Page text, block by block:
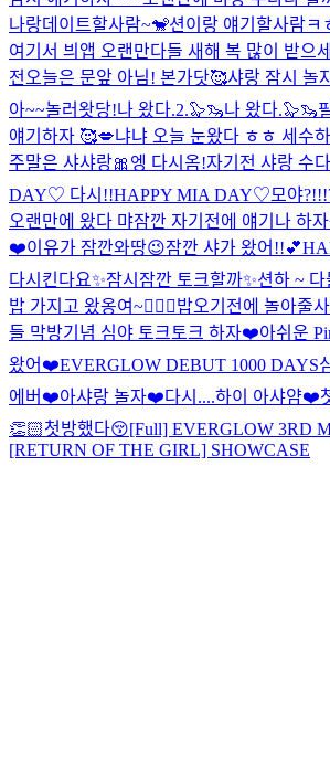
나랑데이트할사람~🐒션이랑 얘기할사람ㅋ
여기서 븨앱 오랜만다들 새해 복 많이 받으
전 오늘은 문앞 아님! 본가닷🥰샤랑 잠시 놀
아~~놀러왓당!나 왔다.2.🦭🦦나 왔다.🦭🦦
얘기하자 🥰💋냐냐 오늘 눈왔다 ㅎㅎ 세수
주말은 샤샤랑🎀 엥 다시옴!자기전 샤랑 수
DAY♡ 다시!!HAPPY MIA DAY♡모야
오랜만에 왔다 먀잠깐 자기전에 얘기나 하
❤️이유가 잠깐와땅😉잠깐 샤가 왔어!!💕
다시킨다요✨잠시잠깐 토크할까✨션하 ~
밥 가지고 왔옹여~🙆🏼‍♀️밥오기전에 놀아줄
들 막방기념 심야 토크토크 하자❤️아쉬운
왔어❤️EVERGLOW DEBUT 1000 DAYS
에버❤️아샤랑 놀자❤️다시....하이 아샤얌❤️
👏🏻첫방했다😚[Full] EVERGLOW 3RD
[RETURN OF THE GIRL] SHOWCASE